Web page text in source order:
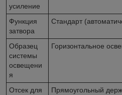
усиление
Функция
затвора
Стандарт
Образец
системы
освещени
я
Горизонтальное
Отсек для
Прямоугольный